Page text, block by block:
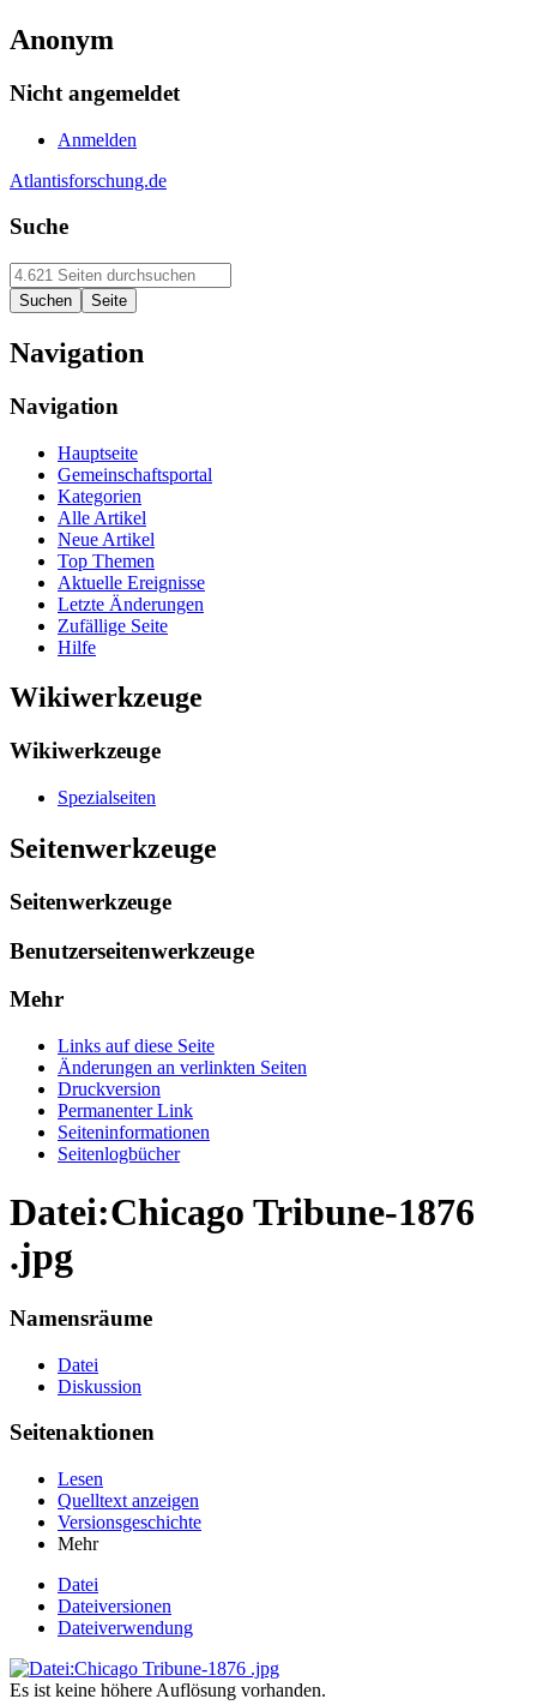
Anonym
Nicht angemeldet
Anmelden
Atlantisforschung.de
Suche
Navigation
Navigation
Hauptseite
Gemeinschaftsportal
Kategorien
Alle Artikel
Neue Artikel
Top Themen
Aktuelle Ereignisse
Letzte Änderungen
Zufällige Seite
Hilfe
Wikiwerkzeuge
Wikiwerkzeuge
Spezialseiten
Seitenwerkzeuge
Seitenwerkzeuge
Benutzerseitenwerkzeuge
Mehr
Links auf diese Seite
Änderungen an verlinkten Seiten
Druckversion
Permanenter Link
Seiten­informationen
Seitenlogbücher
Datei:Chicago Tribune-1876
.jpg
Namensräume
Datei
Diskussion
Seitenaktionen
Lesen
Quelltext anzeigen
Versionsgeschichte
Mehr
Datei
Dateiversionen
Dateiverwendung
Es ist keine höhere Auflösung vorhanden.